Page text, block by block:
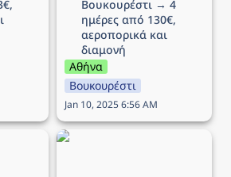
Βουκουρέστι → 4
ημέρες από 130€,
αεροπορικά και
διαμονή
Αθήνα
Βουκουρέστι
Jan 10, 2025 6:56 AM
→ 5
Ταξίδι στην Κρακοβία →